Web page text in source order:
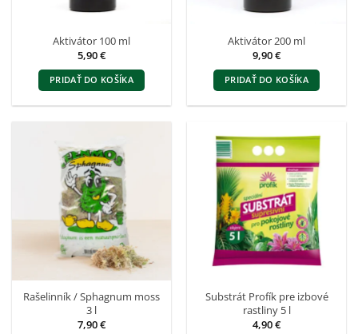
Aktivátor 100 ml
5,90€
PRIDAŤ DO KOŠÍKA
Aktivátor 200 ml
9,90€
PRIDAŤ DO KOŠÍKA
Rašelinník / Sphagnum moss
3 l
7,90€
Substrát Profík pre izbové
rastliny 5 l
4,90€